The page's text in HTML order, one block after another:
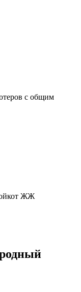
с общим
ЖЖ